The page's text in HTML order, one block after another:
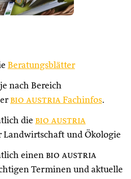
Beratungsblätter
nach Bereich
bio austria Fachinfos.
die bio austria
Landwirtschaft und Ökologie
einen bio austria
Terminen und aktuelle